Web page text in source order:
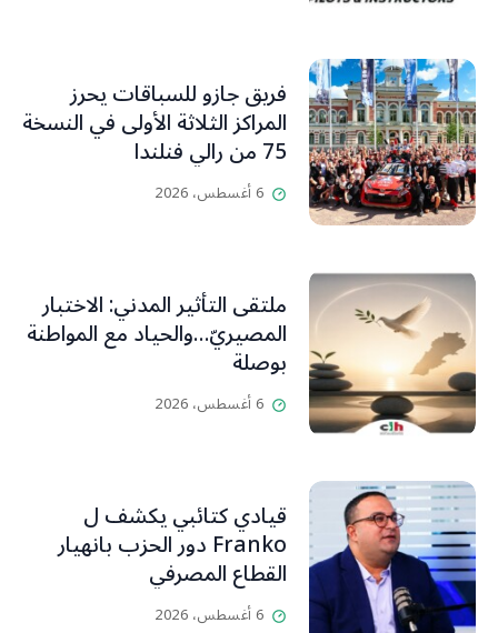
فريق جازو للسباقات يحرز
المراكز الثلاثة الأولى في النسخة
75 من رالي فنلندا
6 أغسطس، 2026
ملتقى التأثير المدني: الاختبار
المصيريّ…والحياد مع المواطنة
بوصلة
6 أغسطس، 2026
قيادي كتائبي يكشف ل
Franko دور الحزب بانهيار
القطاع المصرفي
6 أغسطس، 2026